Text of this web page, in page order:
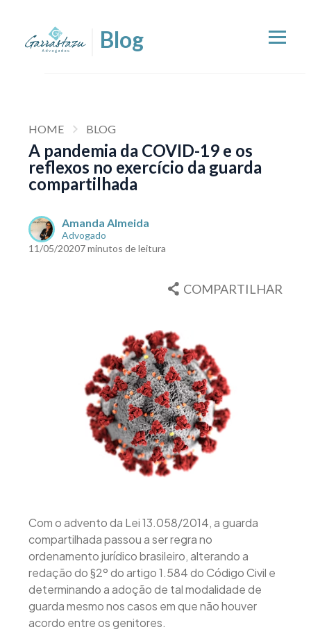
HOME BLOG
A pandemia da COVID-19 e os
reflexos no exercício da guarda
compartilhada
Amanda Almeida
Advogado
11/05/20207 minutos de leitura
COMPARTILHAR
Com o advento da Lei 13.058/2014, a guarda
compartilhada passou a ser regra no
ordenamento jurídico brasileiro, alterando a
redação do §2º do artigo 1.584 do Código Civil e
determinando a adoção de tal modalidade de
guarda mesmo nos casos em que não houver
acordo entre os genitores.